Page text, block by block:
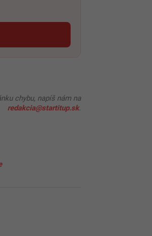
okne
chybu, napíš nám na
redakcia@startitup.sk.